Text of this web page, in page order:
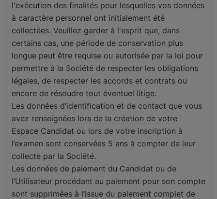
l'exécution des finalités pour lesquelles vos données
à caractère personnel ont initialement été
collectées. Veuillez garder à l'esprit que, dans
certains cas, une période de conservation plus
longue peut être requise ou autorisée par la loi pour
permettre à la Société de respecter les obligations
légales, de respecter les accords et contrats ou
encore de résoudre tout éventuel litige.
Les données d’identification et de contact que vous
avez renseignées lors de la création de votre
Espace Candidat ou lors de votre inscription à
l’examen sont conservées 5 ans à compter de leur
collecte par la Société.
Les données de paiement du Candidat ou de
l’Utilisateur procédant au paiement pour son compte
sont supprimées à l’issue du paiement complet de